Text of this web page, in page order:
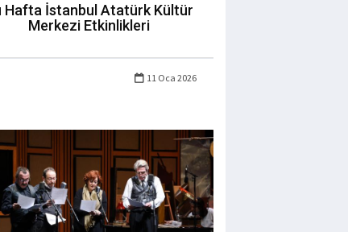
Hafta İstanbul Atatürk Kültür
Merkezi Etkinlikleri
11 Oca 2026